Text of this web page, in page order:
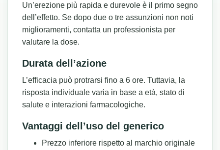
Un’erezione più rapida e durevole è il primo segno
dell’effetto. Se dopo due o tre assunzioni non noti
miglioramenti, contatta un professionista per
valutare la dose.
Durata dell’azione
L’efficacia può protrarsi fino a 6 ore. Tuttavia, la
risposta individuale varia in base a età, stato di
salute e interazioni farmacologiche.
Vantaggi dell’uso del generico
Prezzo inferiore rispetto al marchio originale